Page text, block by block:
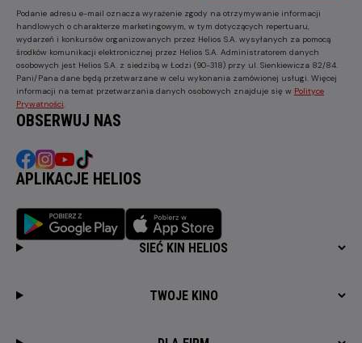
Podanie adresu e-mail oznacza wyrażenie zgody na otrzymywanie informacji
handlowych o charakterze marketingowym, w tym dotyczących repertuaru,
wydarzeń i konkursów organizowanych przez Helios S.A. wysyłanych za pomocą
środków komunikacji elektronicznej przez Helios S.A. Administratorem danych
osobowych jest Helios S.A. z siedzibą w Łodzi (90-318) przy ul. Sienkiewicza 82/84.
Pani/Pana dane będą przetwarzane w celu wykonania zamówionej usługi. Więcej
informacji na temat przetwarzania danych osobowych znajduje się w Polityce
Prywatności
OBSERWUJ NAS
APLIKACJE HELIOS
SIEĆ KIN HELIOS
TWOJE KINO